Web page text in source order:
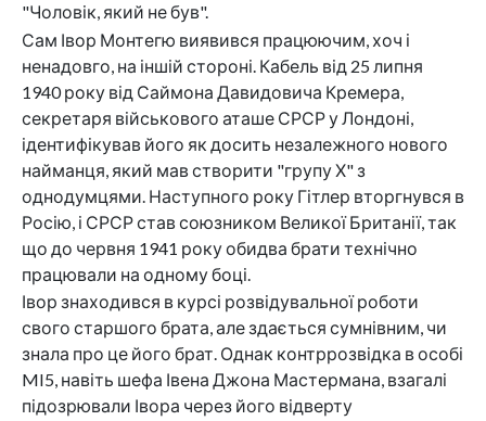
"Чоловік, який не був".
Сам Івор Монтегю виявився працюючим, хоч і
ненадовго, на іншій стороні. Кабель від 25 липня
1940 року від Саймона Давидовича Кремера,
секретаря військового аташе СРСР у Лондоні,
ідентифікував його як досить незалежного нового
найманця, який мав створити "групу Х" з
однодумцями. Наступного року Гітлер вторгнувся в
Росію, і СРСР став союзником Великої Британії, так
що до червня 1941 року обидва брати технічно
працювали на одному боці.
Івор знаходився в курсі розвідувальної роботи
свого старшого брата, але здається сумнівним, чи
знала про це його брат. Однак контррозвідка в особі
MI5, навіть шефа Івена Джона Мастермана, взагалі
підозрювали Івора через його відверту